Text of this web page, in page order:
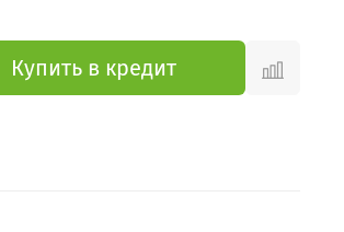
Купить в кредит